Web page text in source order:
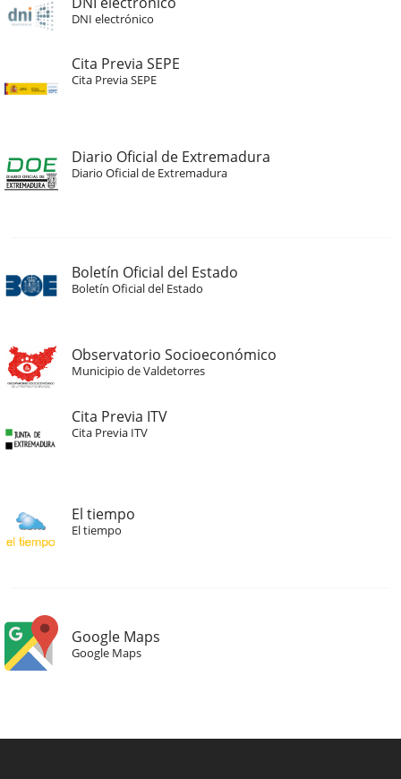
DNI electrónico
Cita Previa SEPE
Cita Previa SEPE
Diario Oficial de Extremadura
Diario Oficial de Extremadura
Boletín Oficial del Estado
Boletín Oficial del Estado
Observatorio Socioeconómico
Municipio de Valdetorres
Cita Previa ITV
Cita Previa ITV
El tiempo
El tiempo
Google Maps
Google Maps